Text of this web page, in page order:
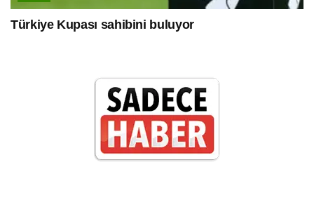
Türkiye Kupası sahibini buluyor